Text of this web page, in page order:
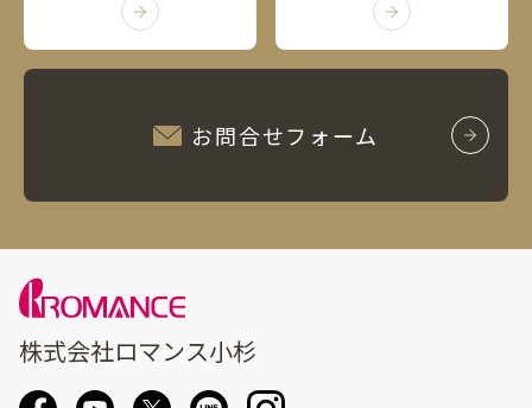
お問合せフォーム
株式会社ロマンス小杉